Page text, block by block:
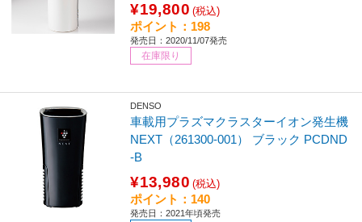
¥19,800 (税込)
ポイント：198
発売日：2020/11/07発売
在庫限り
DENSO
車載用プラズマクラスターイオン発生機
NEXT（261300-001） ブラック PCDND
-B
¥13,980 (税込)
ポイント：140
発売日：2021年頃発売